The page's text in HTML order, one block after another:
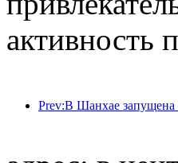
активность